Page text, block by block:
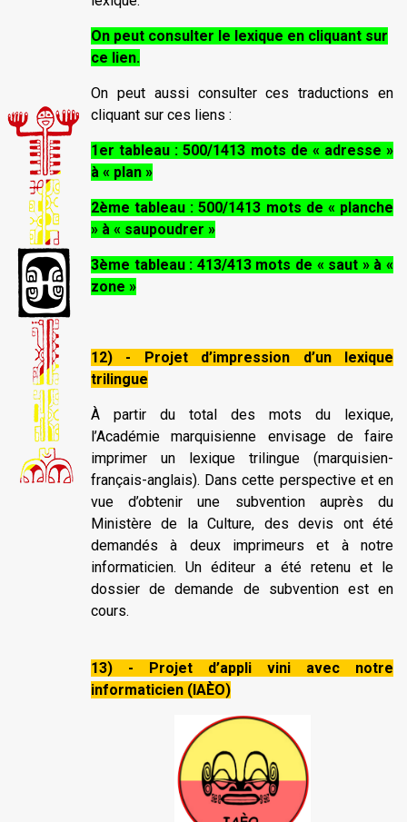
On peut consulter le lexique en cliquant sur
ce lien.
On peut aussi consulter ces traductions en
cliquant sur ces liens :
1er tableau : 500/1413 mots de « adresse »
à « plan »
2ème tableau : 500/1413 mots de « planche
» à « saupoudrer »
3ème tableau : 413/413 mots de « saut » à «
zone »
12) - Projet d’impression d’un lexique
trilingue
À partir du total des mots du lexique,
l’Académie marquisienne envisage de faire
imprimer un lexique trilingue (marquisien-
français-anglais). Dans cette perspective et en
vue d’obtenir une subvention auprès du
Ministère de la Culture, des devis ont été
demandés à deux imprimeurs et à notre
informaticien. Un éditeur a été retenu et le
dossier de demande de subvention est en
cours.
13) - Projet d’appli vini avec notre
informaticien (IAÈO)